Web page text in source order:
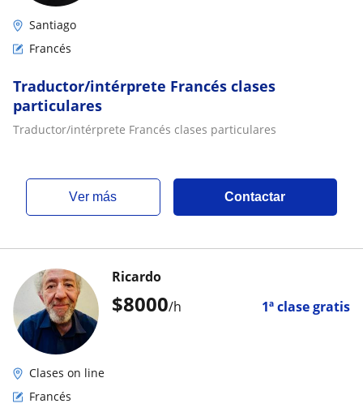
Santiago
Francés
Traductor/intérprete Francés clases
particulares
Traductor/intérprete Francés clases particulares
ver más Contactar
$8000/h 1ª clase gratis
Ricardo
Clases on line
Francés